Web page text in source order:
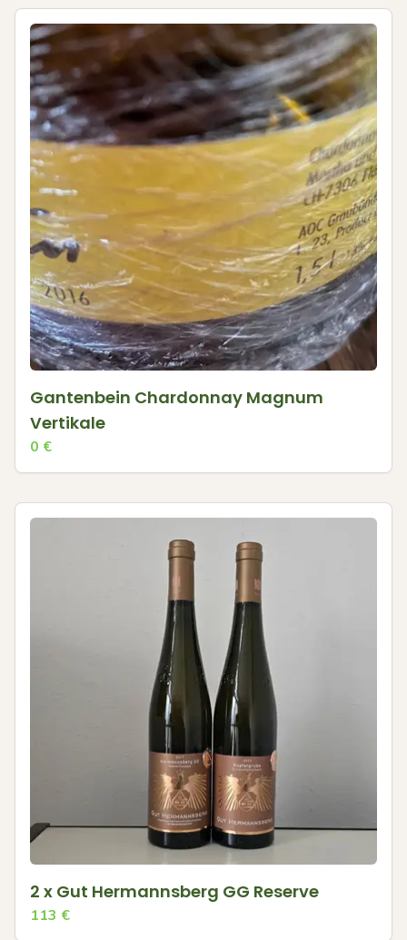
Gantenbein Chardonnay Magnum
Vertikale
0 €
2 x Gut Hermannsberg GG Reserve
113 €